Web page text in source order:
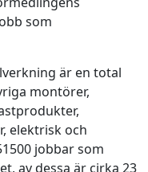
som
är en total
montörer,
elektrisk och
jobbar som
av dessa är cirka 23